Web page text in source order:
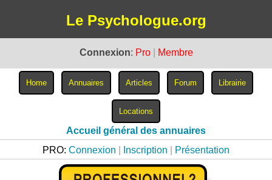
Le Psychologue.org
Connexion: Pro Membre
Accueil général des annuaires
PRO: Connexion Inscription Présentation